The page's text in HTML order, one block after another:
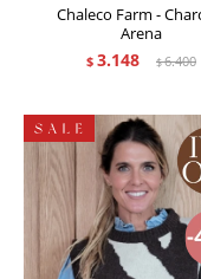
Chaleco Farm -
Arena
$ 3.148 $6.400